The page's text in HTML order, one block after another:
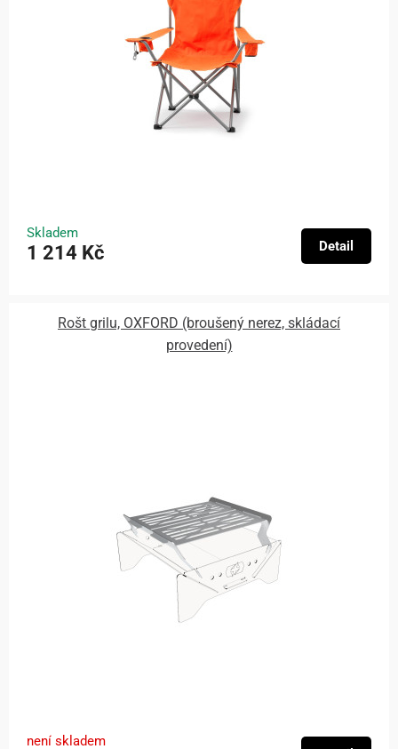
Skladem
1 214 Kč Detail
Rošt grilu, OXFORD (broušený nerez, skládací
provedení)
není skladem